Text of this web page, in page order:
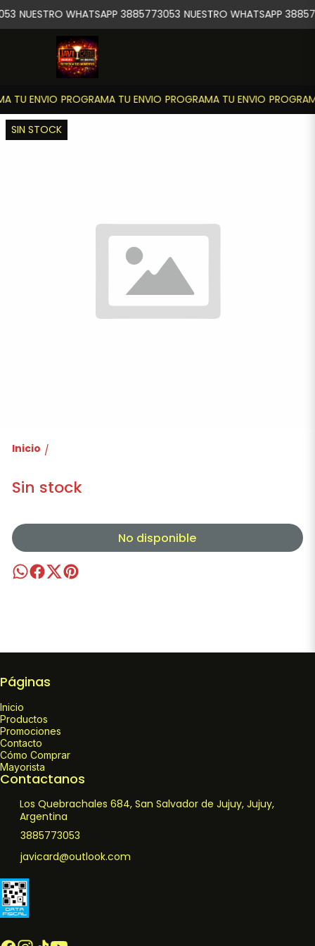
TU ENVIO PROGRAMA TU ENVIO PROGRAMA TU ENVIO
NUESTRO WHATSAPP 3885773053 NUESTRO WHATSAPP
SIN STOCK
Inicio /
Sin stock
No disponible
Páginas
Inicio
Productos
Promociones
Contacto
Cómo Comprar
Mayorista
Contactanos
Los Quebrachales 684, San Salvador de Jujuy, Jujuy,
Argentina
3885773053
javicard@outlook.com